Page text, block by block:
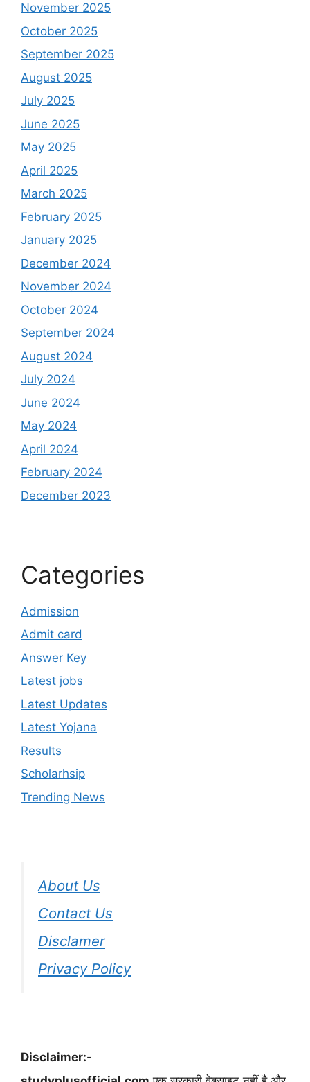
November 2025
October 2025
September 2025
August 2025
July 2025
June 2025
May 2025
April 2025
March 2025
February 2025
January 2025
December 2024
November 2024
October 2024
September 2024
August 2024
July 2024
June 2024
May 2024
April 2024
February 2024
December 2023
Categories
Admission
Admit card
Answer Key
Latest jobs
Latest Updates
Latest Yojana
Results
Scholarhsip
Trending News
About Us
Contact Us
Disclamer
Privacy Policy
Disclaimer:-